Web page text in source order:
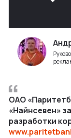
ОАО
«Найнсевен»
разработки